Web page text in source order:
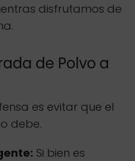
disfrutamos de
de Polvo a
es evitar que el
debe.
Si bien es